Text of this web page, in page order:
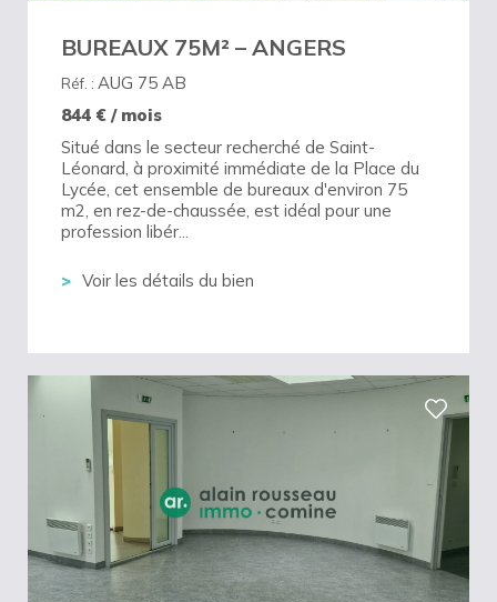
BUREAUX 75M² – ANGERS
Réf. : AUG 75 AB
844 € / mois
Situé dans le secteur recherché de Saint-
Léonard, à proximité immédiate de la Place du
Lycée, cet ensemble de bureaux d'environ 75
m2, en rez-de-chaussée, est idéal pour une
profession libér...
Voir les détails du bien